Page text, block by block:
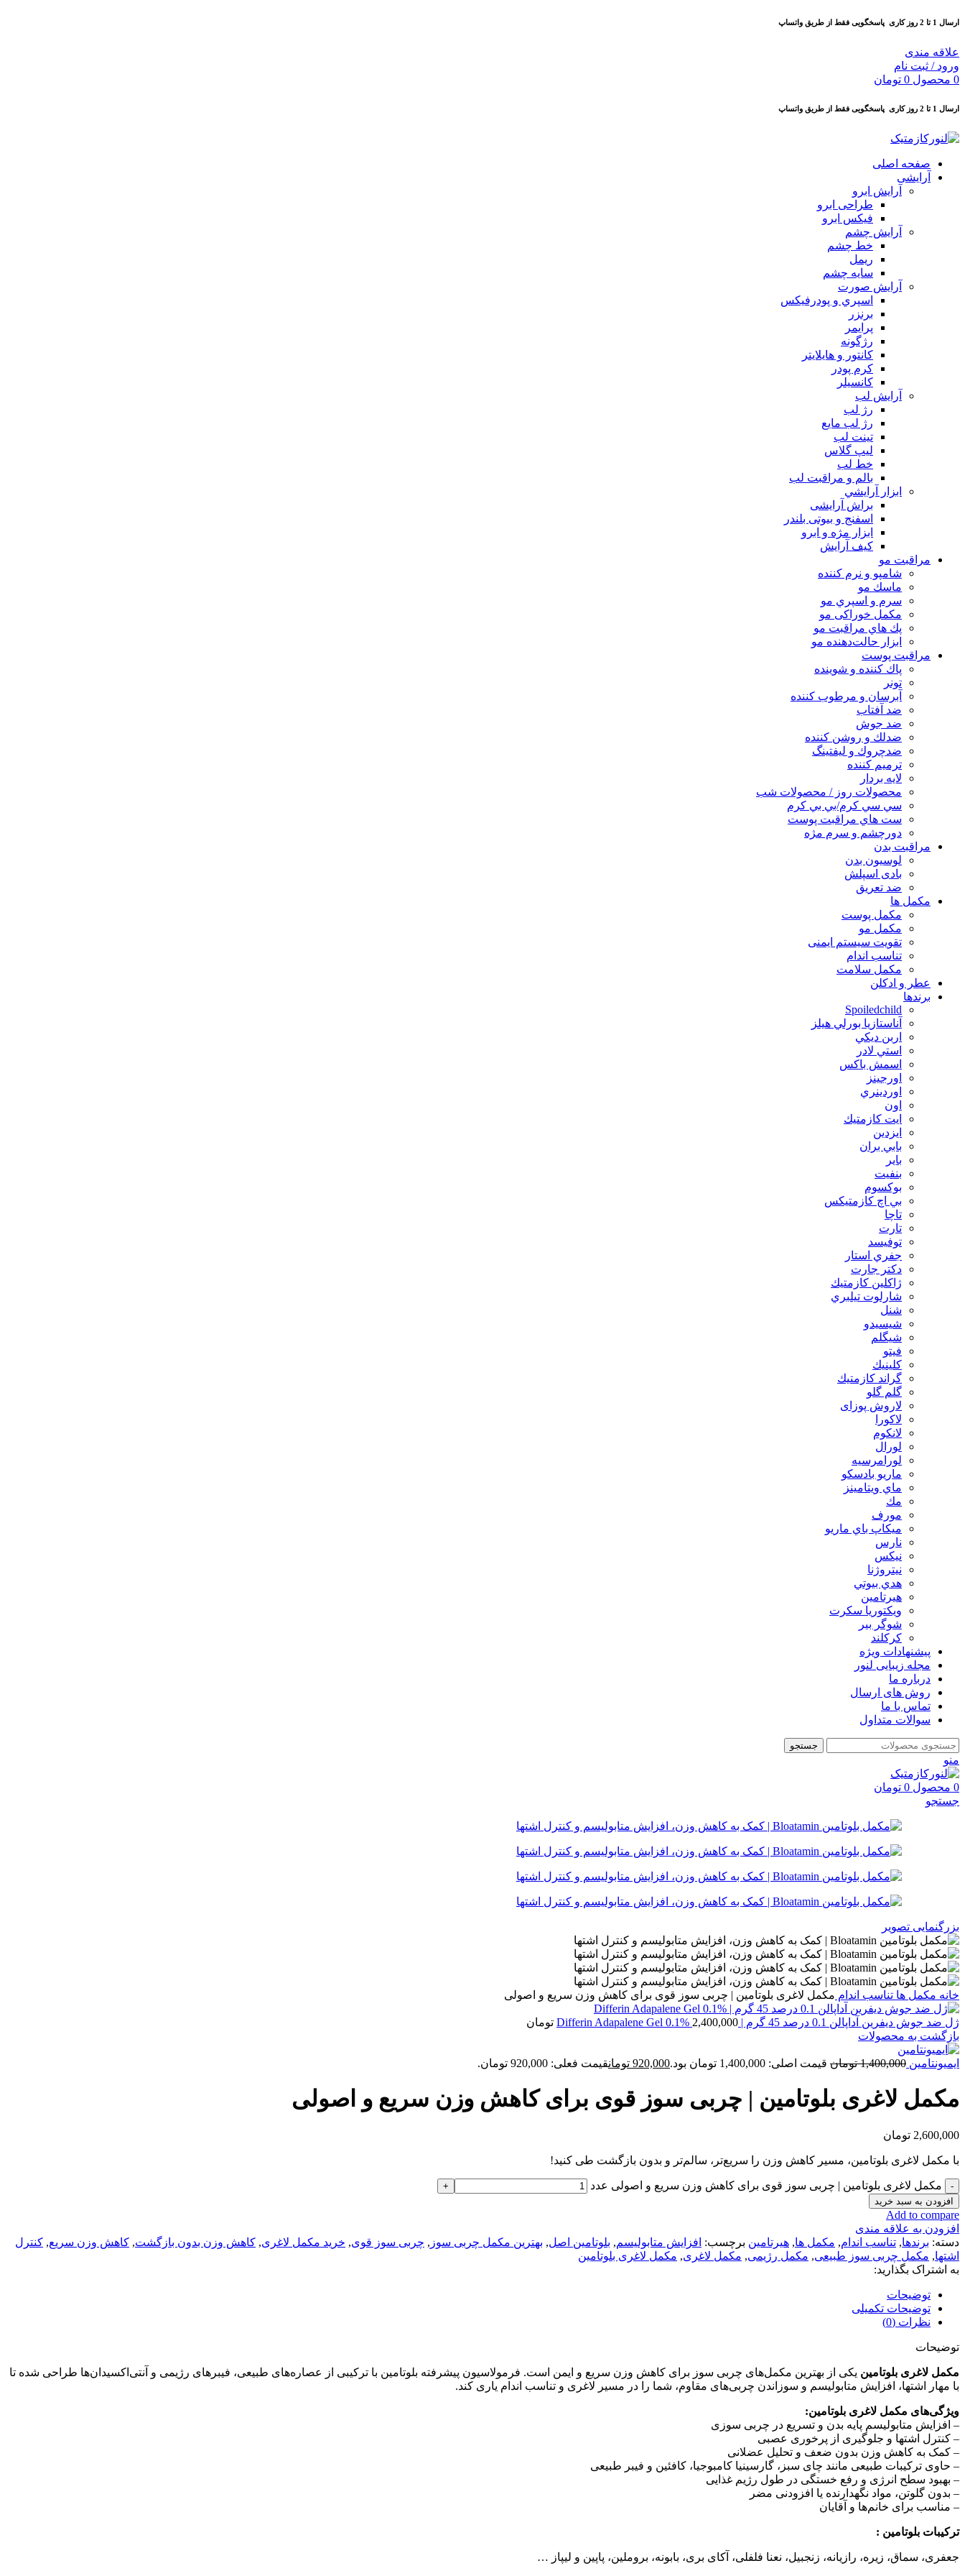
ارسال 1 تا 2 روز کاری پاسخگویی فقط از طریق واتساپ
علاقه مندی
ورود / ثبت نام
0 محصول 0 تومان
ارسال 1 تا 2 روز کاری پاسخگویی فقط از طریق واتساپ
صفحه اصلی
آرایشی
آرايش ابرو
طراحی ابرو
فیکس ابرو
آرايش چشم
خط چشم
ريمل
سايه چشم
آرايش صورت
اسپري و پودرفيكس
برنزر
پرايمر
رژگونه
كانتور و هايلايتر
كرم پودر
كانسيلر
آرايش لب
رژ لب
رژ لب مایع
تینت لب
لیپ گلاس
خط لب
بالم و مراقبت لب
ابزار آرايشي
براش آرایشی
اسفنج و بیوتی بلندر
ابزار مژه و ابرو
کیف آرایش
مراقبت مو
شامپو و نرم كننده
ماسك مو
سرم و اسپري مو
مكمل خوراكی مو
پك هاي مراقبت مو
ابزار حالت‌دهنده مو
مراقبت پوست
پاك كننده و شوينده
تونر
آبرسان و مرطوب كننده
ضد آفتاب
ضد جوش
ضدلك و روشن كننده
ضدچروك و ليفتينگ
ترميم كننده
لايه بردار
محصولات روز / محصولات شب
سي سي كرم/بي بي كرم
ست هاي مراقبت پوست
دورچشم و سرم مژه
مراقبت بدن
لوسیون بدن
بادی اسپلش
ضد تعریق
مكمل ها
مکمل پوست
مکمل مو
تقویت سیستم ایمنی
تناسب اندام
مکمل سلامت
عطر و ادکلن
برندها
Spoiledchild
آناستازيا بورلي هيلز
اربن ديكي
استي لادر
اسمش باكس
اورجينز
اوردينري
اون
ايت كازمتيك
ايزدين
بابي بران
بایر
بنفيت
بوكسوم
بي اچ كازمتيكس
تاچا
تارت
توفيسد
جفري استار
دكتر جارت
ژاكلين كازمتيك
شارلوت تيلبري
شنل
شيسيدو
شیگلم
فيتو
كلينيك
گراند كازمتيك
گلم گلو
لاروش پوزای
لاكورا
لانكوم
لورال
لورامرسيه
ماريو بادسكو
ماي ويتامينز
مك
مورف
ميكاپ باي ماريو
نارس
نيكس
نیتروژنا
هدي بيوتي
هیرتامین
ویکتوریا سکرت
شوگر بير
کرکلند
پیشنهادات ویژه
مجله زیبایی لنور
درباره ما
روش های ارسال
تماس با ما
سوالات متداول
جستجو
منو
0 محصول 0 تومان
جستجو
بزرگنمایی تصویر
خانه مكمل ها تناسب اندام مکمل لاغری بلوتامین | چربی سوز قوی برای کاهش وزن سریع و اصولی
ژل ضد جوش دیفرین آداپالن 0.1 درصد 45 گرم | Differin Adapalene Gel 0.1% 2,400,000
تومان
بازگشت به محصولات
ایمیونتامین 1,400,000 تومان قیمت اصلی: 1,400,000 تومان بود. 920,000 تومانقیمت فعلی: 920,000 تومان.
مکمل لاغری بلوتامین | چربی سوز قوی برای کاهش وزن سریع و اصولی
2,600,000 تومان
با مکمل لاغری بلوتامین، مسیر کاهش وزن را سریع‌تر، سالم‌تر و بدون بازگشت طی کنید!
مکمل لاغری بلوتامین | چربی سوز قوی برای کاهش وزن سریع و اصولی عدد
افزودن به سبد خرید
Add to compare
افزودن به علاقه مندی
دسته: برندها, تناسب اندام, مكمل ها, هیرتامین برچسب: افزایش متابولیسم, بلوتامین اصل, بهترین مکمل چربی سوز , چربی سوز قوی, خرید مکمل لاغری, کاهش وزن بدون بازگشت, کاهش وزن سریع, کنترل
اشتها, مکمل چربی سوز طبیعی, مکمل رژیمی, مکمل لاغری, مکمل لاغری بلوتامین
به اشتراک بگذارید:
توضیحات
توضیحات تکمیلی
نظرات (0)
توضیحات
مکمل لاغری بلوتامین یکی از بهترین مکمل‌های چربی سوز برای کاهش وزن سریع و ایمن است. فرمولاسیون پیشرفته بلوتامین با ترکیبی از عصاره‌های طبیعی، فیبرهای رژیمی و آنتی‌اکسیدان‌ها طراحی شده تا
با مهار اشتها، افزایش متابولیسم و سوزاندن چربی‌های مقاوم، شما را در مسیر لاغری و تناسب اندام یاری کند.
ویژگی‌های مکمل لاغری بلوتامین:
– افزایش متابولیسم پایه بدن و تسریع در چربی سوزی
– کنترل اشتها و جلوگیری از پرخوری عصبی
– کمک به کاهش وزن بدون ضعف و تحلیل عضلانی
– حاوی ترکیبات طبیعی مانند چای سبز، گارسینیا کامبوجیا، کافئین و فیبر طبیعی
– بهبود سطح انرژی و رفع خستگی در طول رژیم غذایی
– بدون گلوتن، مواد نگهدارنده یا افزودنی مضر
– مناسب برای خانم‌ها و آقایان
تركيبات بلوتامين :
جعفری، سماق، زیره،‌ رازیانه،‌ زنجبیل، نعنا فلفلی، آکای بری، بابونه، بروملین، پاپین و ليپاز …